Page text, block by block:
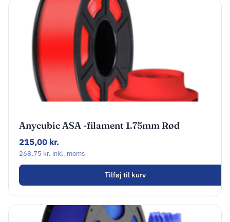
Anycubic ASA -filament 1.75mm Rød
HASRE-103
215,00 kr.
268,75 kr. inkl. moms
Tilføj til kurv